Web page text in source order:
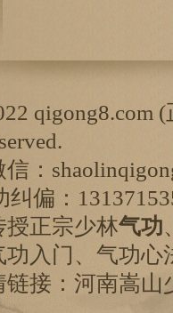
qigong8.com (
：
纠偏：
授正宗少林气功
入门、气功心
接： 河南嵩山